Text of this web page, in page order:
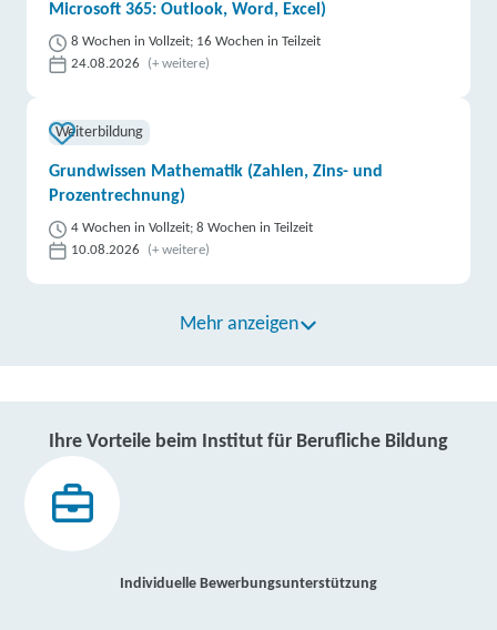
Microsoft 365: Outlook, Word, Excel)
8 Wochen in Vollzeit; 16 Wochen in Teilzeit
24.08.2026
(+ weitere)
Weiterbildung
Grundwissen Mathematik (Zahlen, Zins- und
Prozentrechnung)
4 Wochen in Vollzeit; 8 Wochen in Teilzeit
10.08.2026
(+ weitere)
Mehr anzeigen
Ihre Vorteile beim Institut für Berufliche Bildung
Individuelle Bewerbungsunterstützung